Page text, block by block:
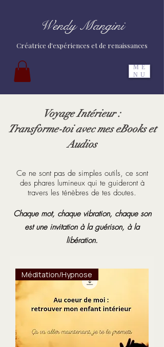
ME
NU
Wendy Mangini
Créatrice d'expériences et de renaissances
Voyage Intérieur :
Transforme-toi avec mes eBooks et
Audios
Ce ne sont pas de simples outils, ce sont
des phares lumineux qui te guideront à
travers les ténèbres de tes doutes.
Chaque mot, chaque vibration, chaque son
est une invitation à la guérison, à la
libération.
Méditation/Hypnose